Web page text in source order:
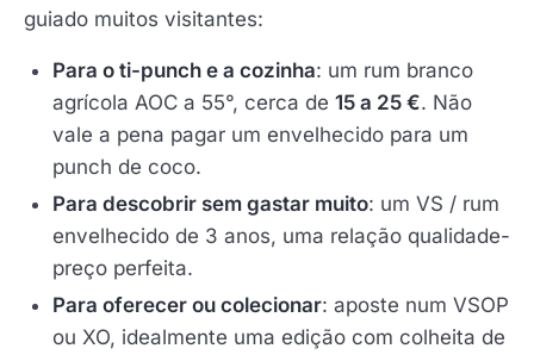
guiado muitos visitantes:
Para o ti-punch e a cozinha: um rum branco
agrícola AOC a 55°, cerca de 15 a 25 €. Não
vale a pena pagar um envelhecido para um
punch de coco.
Para descobrir sem gastar muito: um VS / rum
envelhecido de 3 anos, uma relação qualidade-
preço perfeita.
Para oferecer ou colecionar: aposte num VSOP
ou XO, idealmente uma edição com colheita de